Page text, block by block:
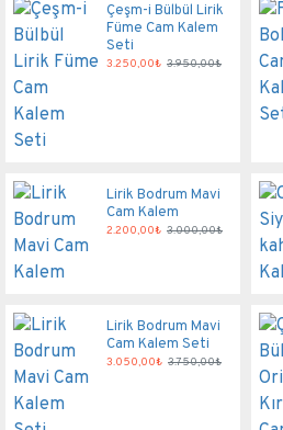
Çeşm-i Bülbül Lirik
Füme Cam Kalem
Seti
3.250,00₺ 3.950,00₺
Lirik Bodrum Mavi
Cam Kalem
2.200,00₺ 3.000,00₺
Lirik Bodrum Mavi
Cam Kalem Seti
3.050,00₺ 3.750,00₺